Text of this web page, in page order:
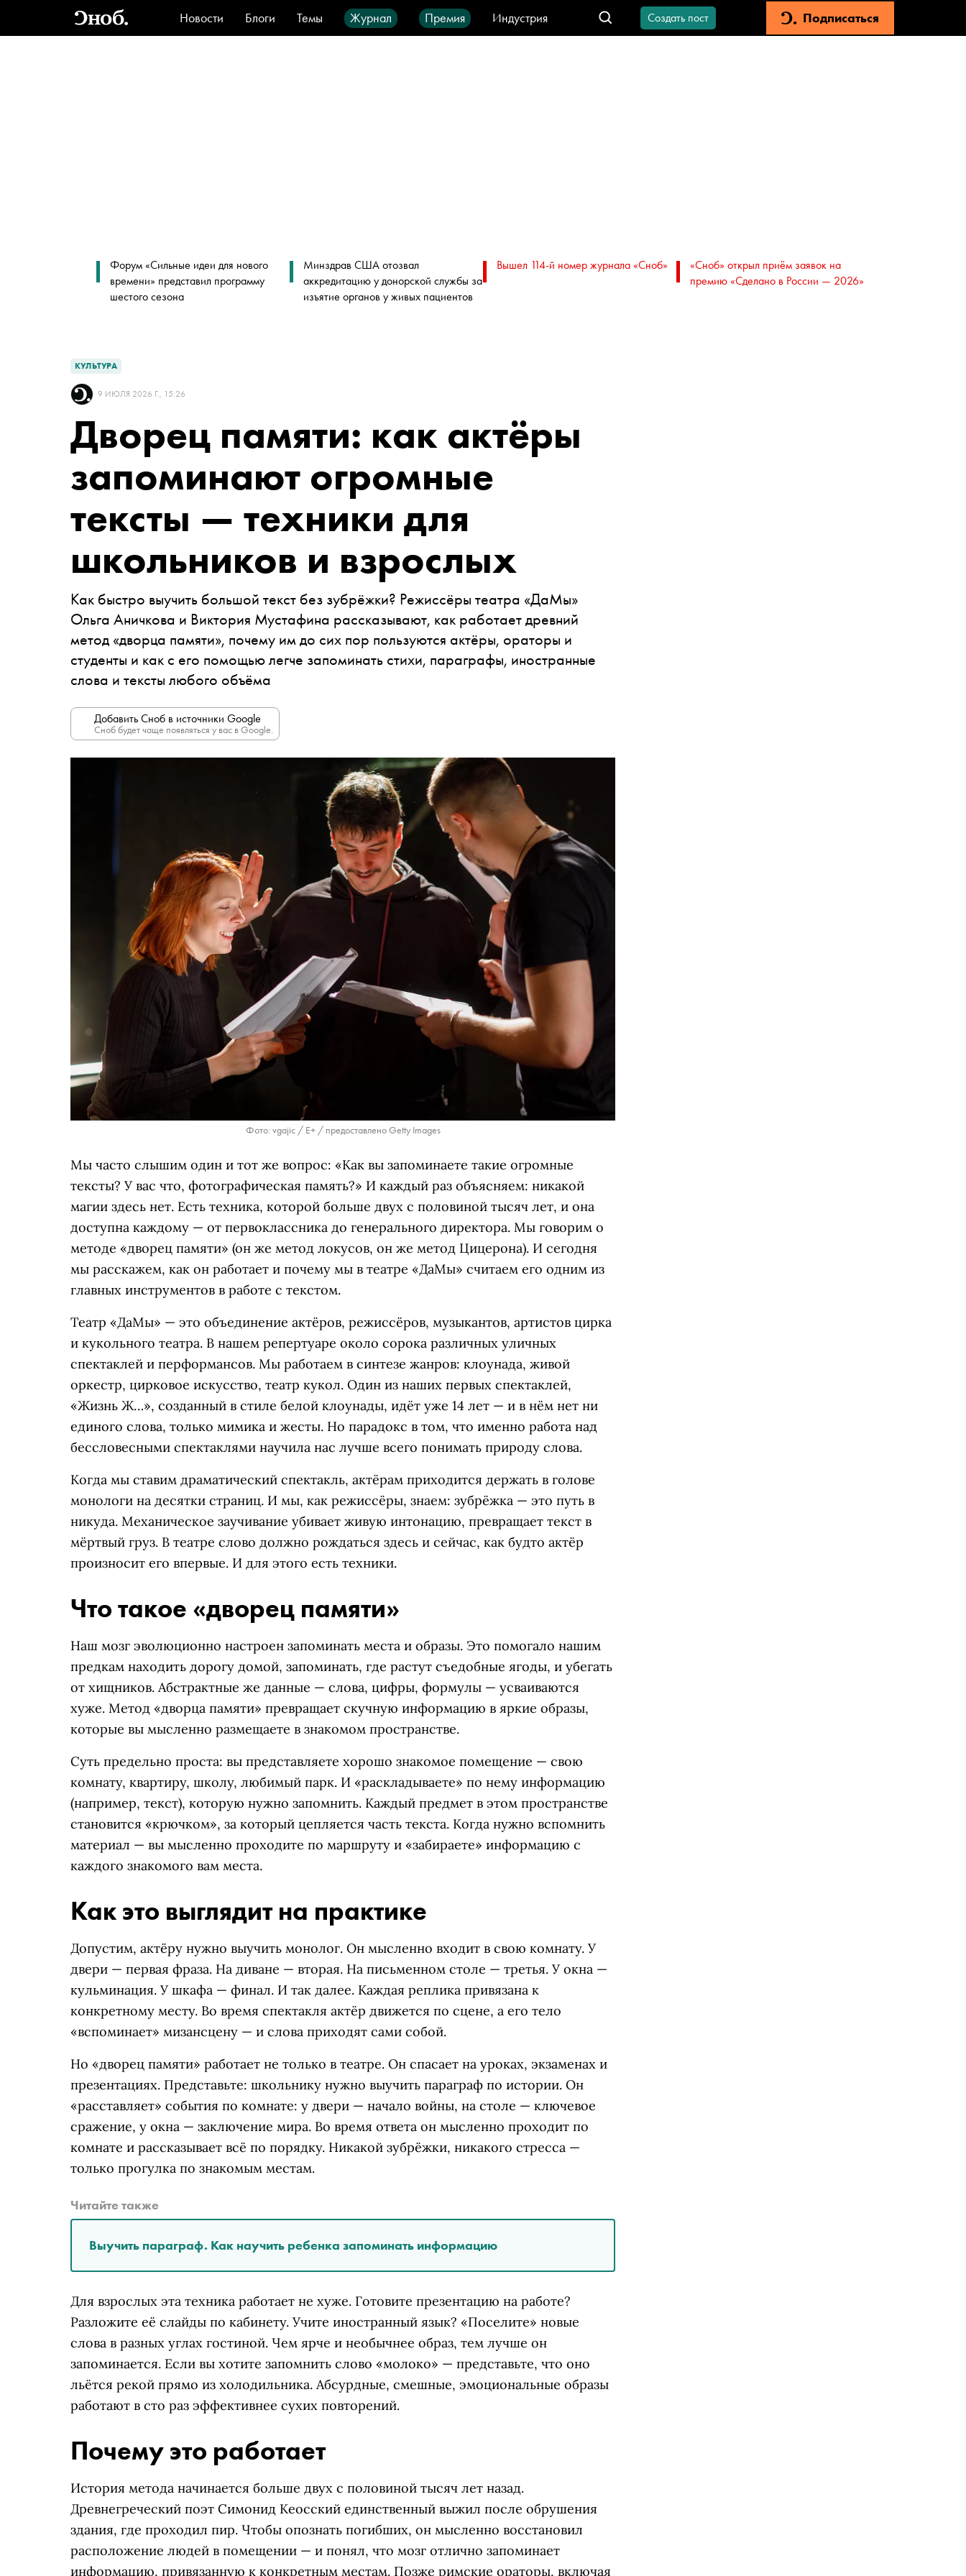
Новости Блоги Темы Журнал Премия
Индустрия
Стиль
Видео Город IT-продукты
Создать пост Подписаться
Форум «Сильные идеи для нового
времени» представил программу
шестого сезона
Минздрав США отозвал
аккредитацию у донорской службы за
изъятие органов у живых пациентов
Вышел 114-й номер журнала «Сноб»
«Сноб» открыл приём заявок на
премию «Сделано в России — 2026»
КУЛЬТУРА
9 ИЮЛЯ 2026 Г., 15:26
Дворец памяти: как актёры
запоминают огромные
тексты — техники для
школьников и взрослых
Как быстро выучить большой текст без зубрёжки? Режиссёры театра «ДаМы»
Ольга Аничкова и Виктория Мустафина рассказывают, как работает древний
метод «дворца памяти», почему им до сих пор пользуются актёры, ораторы и
студенты и как с его помощью легче запоминать стихи, параграфы, иностранные
слова и тексты любого объёма
Добавить Сноб в источники Google
Сноб будет чаще появляться у вас в Google.
Фото: vgajic / E+ / предоставлено Getty Images
Мы часто слышим один и тот же вопрос: «Как вы запоминаете такие огромные
тексты? У вас что, фотографическая память?» И каждый раз объясняем: никакой
магии здесь нет. Есть техника, которой больше двух с половиной тысяч лет, и она
доступна каждому — от первоклассника до генерального директора. Мы говорим о
методе «дворец памяти» (он же метод локусов, он же метод Цицерона). И сегодня
мы расскажем, как он работает и почему мы в театре «ДаМы» считаем его одним из
главных инструментов в работе с текстом.
Театр «ДаМы» — это объединение актёров, режиссёров, музыкантов, артистов цирка
и кукольного театра. В нашем репертуаре около сорока различных уличных
спектаклей и перформансов. Мы работаем в синтезе жанров: клоунада, живой
оркестр, цирковое искусство, театр кукол. Один из наших первых спектаклей,
«Жизнь Ж…», созданный в стиле белой клоунады, идёт уже 14 лет — и в нём нет ни
единого слова, только мимика и жесты. Но парадокс в том, что именно работа над
бессловесными спектаклями научила нас лучше всего понимать природу слова.
Когда мы ставим драматический спектакль, актёрам приходится держать в голове
монологи на десятки страниц. И мы, как режиссёры, знаем: зубрёжка — это путь в
никуда. Механическое заучивание убивает живую интонацию, превращает текст в
мёртвый груз. В театре слово должно рождаться здесь и сейчас, как будто актёр
произносит его впервые. И для этого есть техники.
Что такое «дворец памяти»
Наш мозг эволюционно настроен запоминать места и образы. Это помогало нашим
предкам находить дорогу домой, запоминать, где растут съедобные ягоды, и убегать
от хищников. Абстрактные же данные — слова, цифры, формулы — усваиваются
хуже. Метод «дворца памяти» превращает скучную информацию в яркие образы,
которые вы мысленно размещаете в знакомом пространстве.
Суть предельно проста: вы представляете хорошо знакомое помещение — свою
комнату, квартиру, школу, любимый парк. И «раскладываете» по нему информацию
(например, текст), которую нужно запомнить. Каждый предмет в этом пространстве
становится «крючком», за который цепляется часть текста. Когда нужно вспомнить
материал — вы мысленно проходите по маршруту и «забираете» информацию с
каждого знакомого вам места.
Как это выглядит на практике
Допустим, актёру нужно выучить монолог. Он мысленно входит в свою комнату. У
двери — первая фраза. На диване — вторая. На письменном столе — третья. У окна —
кульминация. У шкафа — финал. И так далее. Каждая реплика привязана к
конкретному месту. Во время спектакля актёр движется по сцене, а его тело
«вспоминает» мизансцену — и слова приходят сами собой.
Но «дворец памяти» работает не только в театре. Он спасает на уроках, экзаменах и
презентациях. Представьте: школьнику нужно выучить параграф по истории. Он
«расставляет» события по комнате: у двери — начало войны, на столе — ключевое
сражение, у окна — заключение мира. Во время ответа он мысленно проходит по
комнате и рассказывает всё по порядку. Никакой зубрёжки, никакого стресса —
только прогулка по знакомым местам.
Читайте также
Выучить параграф. Как научить ребенка запоминать информацию
Для взрослых эта техника работает не хуже. Готовите презентацию на работе?
Разложите её слайды по кабинету. Учите иностранный язык? «Поселите» новые
слова в разных углах гостиной. Чем ярче и необычнее образ, тем лучше он
запоминается. Если вы хотите запомнить слово «молоко» — представьте, что оно
льётся рекой прямо из холодильника. Абсурдные, смешные, эмоциональные образы
работают в сто раз эффективнее сухих повторений.
Почему это работает
История метода начинается больше двух с половиной тысяч лет назад.
Древнегреческий поэт Симонид Кеосский единственный выжил после обрушения
здания, где проходил пир. Чтобы опознать погибших, он мысленно восстановил
расположение людей в помещении — и понял, что мозг отлично запоминает
информацию, привязанную к конкретным местам. Позже римские ораторы, включая